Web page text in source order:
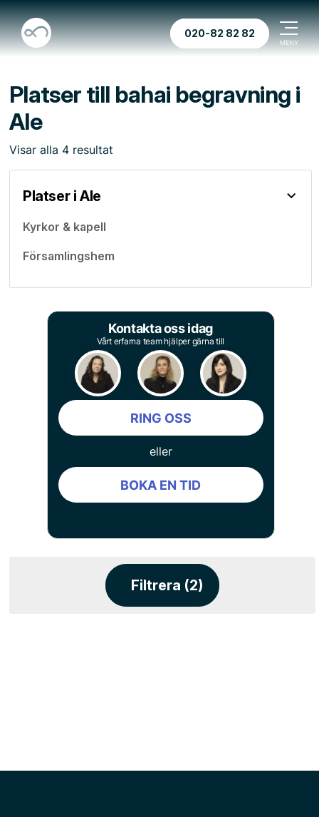
020-82 82 82
Platser till bahai begravning i
Ale
Visar alla 4 resultat
Platser i Ale
Kyrkor & kapell
Församlingshem
Kontakta oss idag
Vårt erfarna team hjälper gärna till
RING OSS
eller
BOKA EN TID
Filtrera (2)